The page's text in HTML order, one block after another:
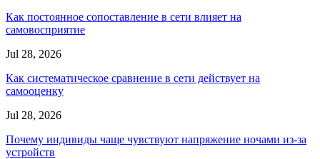
Как постоянное сопоставление в сети влияет на
самовосприятие
Jul 28, 2026
Как систематическое сравнение в сети действует на
самооценку
Jul 28, 2026
Почему индивиды чаще чувствуют напряжение ночами из-за
устройств